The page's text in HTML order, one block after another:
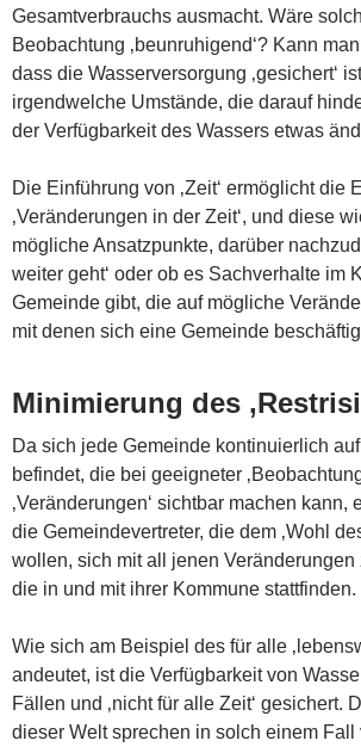
Gesamtverbrauchs ausmacht. Wäre
Beobachtung ‚beunruhigend‘? Kann
dass die Wasserversorgung ‚gesichert‘
irgendwelche Umstände, die darauf
der Verfügbarkeit des Wassers etwas
Die Einführung von ‚Zeit‘ ermöglicht die
‚Veränderungen in der Zeit‘, und diese
mögliche Ansatzpunkte, darüber
weiter geht‘ oder ob es Sachverhalte im
Gemeinde gibt, die auf mögliche
mit denen sich eine Gemeinde
Minimierung des
Da sich jede Gemeinde kontinuierlich auf
befindet, die bei geeigneter
‚Veränderungen‘ sichtbar machen kann,
die Gemeindevertreter, die dem ‚Wohl
wollen, sich mit all jenen Veränderungen
die in und mit ihrer Kommune stattfinden.
Wie sich am Beispiel des für alle
andeutet, ist die Verfügbarkeit von
Fällen und ‚nicht für alle Zeit‘ gesichert.
dieser Welt sprechen in solch einem Fall